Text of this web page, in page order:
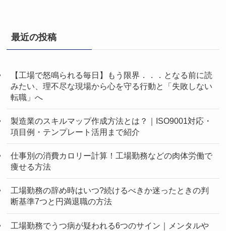
最近の投稿
【工場で怒鳴られる毎日】もう限界．．．となる前に読
みたい、理不尽な現場から心を守る行動と「失敗しない
転職」へ
製造業のスキルマップ作成方法とは？｜ISO9001対応・
項目例・テンプレート活用まで紹介
仕事別の消費カロリー計算！工場勤務などの肉体労働で
痩せる方法
工場勤務の辞め時はいつ?続けるべきか迷ったときの判
断基準7つと円満退職の方法
工場勤務でうつ病が疑われる6つのサイン｜メンタルや